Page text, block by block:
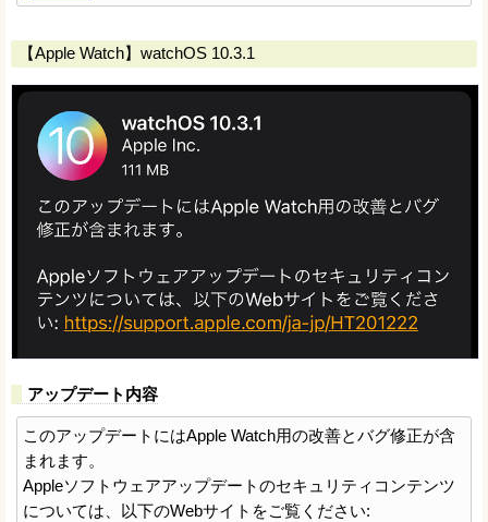
【Apple Watch】watchOS 10.3.1
アップデート内容
このアップデートにはApple Watch用の改善とバグ修正が含
まれます。
Appleソフトウェアアップデートのセキュリティコンテンツ
については、以下のWebサイトをご覧ください: